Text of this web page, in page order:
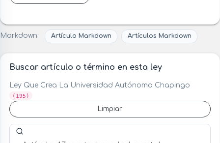
Markdown: Artículo Markdown Artículos Markdown
Buscar artículo o término en esta ley
Ley Que Crea La Universidad Autónoma Chapingo
(195)
Limpiar
Buscar artículo o término en esta ley